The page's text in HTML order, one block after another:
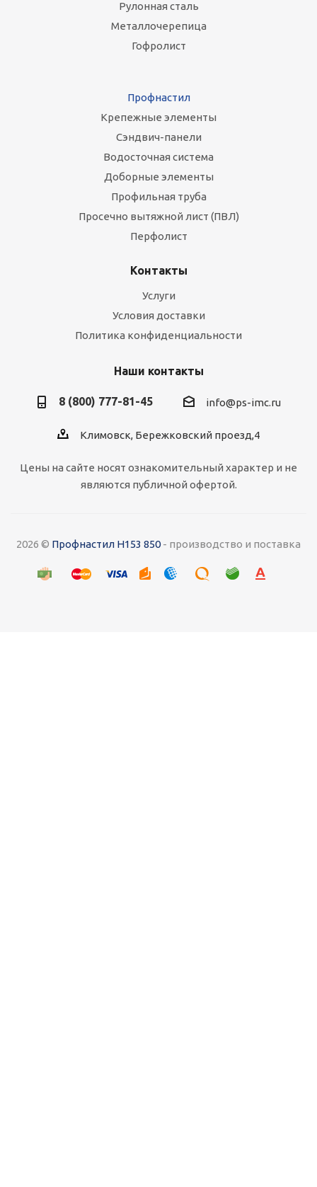
Рулонная сталь
Металлочерепица
Гофролист
Профнастил
Крепежные элементы
Сэндвич-панели
Водосточная система
Доборные элементы
Профильная труба
Просечно вытяжной лист (ПВЛ)
Перфолист
Контакты
Услуги
Условия доставки
Политика конфиденциальности
Наши контакты
8 (800) 777-81-45 info@ps-imc.ru
Климовск, Бережковский проезд,4
Цены на сайте носят ознакомительный характер и не
являются публичной офертой.
2026 © Профнастил Н153 850 - производство и поставка